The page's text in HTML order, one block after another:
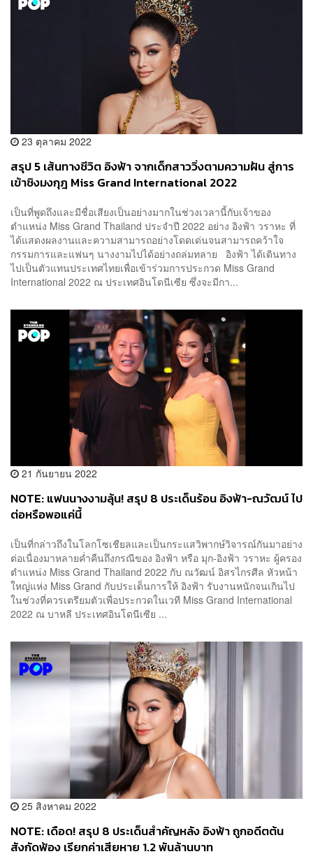
23 ตุลาคม 2022
สรุป 5 เส้นทางชีวิต อิงฟ้า จากเด็กสาววิ่งตามความฝัน สู่การ
เข้าชิงมงกุฎ Miss Grand International 2022
เป็นที่พูดถึงและมีชื่อเสียงเป็นอย่างมากในช่วงเวลานี้กับเจ้าของ
ตำแหน่ง Miss Grand Thailand ประจำปี 2022 อย่าง อิงฟ้า วราหะ ที่
ได้แสดงผลงานและความสามารถอย่างโดดเด่นจนสามารถคว้าใจ
กรรมการและแฟนๆ นางงามไปได้อย่างถล่มทลาย อิงฟ้า ได้เดินทาง
ไปเป็นตัวแทนประเทศไทยเพื่อเข้าร่วมการประกวด Miss Grand
International 2022 ณ ประเทศอินโดนีเซีย ซึ่งจะมีกา...
21 กันยายน 2022
NOTE: แฟนนางงามลุ้น! สรุป 8 ประเด็นร้อน อิงฟ้า-ณวัฒน์ ไป
ต่อหรือพอแค่นี้
เป็นที่กล่าวถึงในโลกโซเชียลและเป็นกระแสวิพากษ์วิจารณ์กันมาอย่าง
ต่อเนื่องมาหลายค่ำคืนถึงกรณีของ อิงฟ้า หรือ มุก-อิงฟ้า วราหะ ผู้ครอง
ตำแหน่ง Miss Grand Thailand 2022 กับ ณวัฒน์ อิสรไกรศีล หัวหน้า
ใหญ่แห่ง Miss Grand กับประเด็นการให้ อิงฟ้า รับงานหนักจนเกินไป
ในช่วงที่ควรเตรียมตัวเพื่อประกวดในเวที Miss Grand International
2022 ณ บาหลี ประเทศอินโดนีเซีย ...
25 สิงหาคม 2022
NOTE: เดือด! สรุป 8 ประเด็นสำคัญหลัง อิงฟ้า ถูกอดีตต้น
สังกัดฟ้อง เรียกค่าเสียหาย 1.2 พันล้านบาท